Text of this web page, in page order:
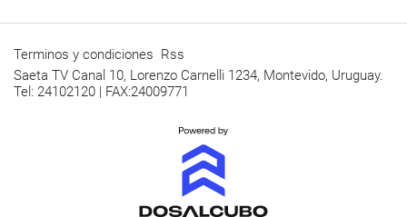
Terminos y condiciones Rss
Saeta TV Canal 10, Lorenzo Carnelli 1234, Montevido, Uruguay.
Tel: 24102120 | FAX:24009771